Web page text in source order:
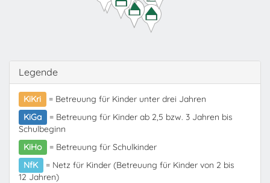
Legende
KiKri
= Betreuung für Kinder unter drei Jahren
KiGa
= Betreuung für Kinder ab 2,5 bzw. 3 Jahren bis
Schulbeginn
KiHo
= Betreuung für Schulkinder
NfK
= Netz für Kinder (Betreuung für Kinder von 2 bis
12 Jahren)